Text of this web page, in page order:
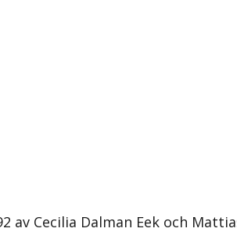
Cecilia Dalman Eek och